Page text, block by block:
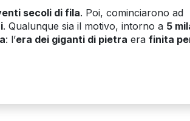
secoli di fila. Poi, cominciarono ad
. Qualunque sia il motivo, intorno a 5
: l’era dei giganti di pietra era finita